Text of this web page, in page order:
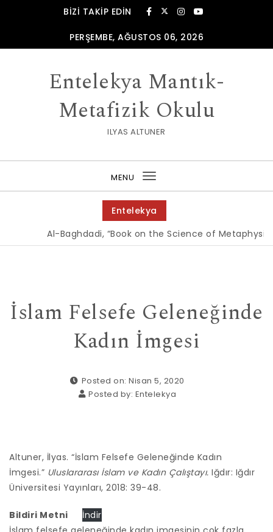
BIZI TAKIP EDIN
PERŞEMBE, AĞUSTOS 06, 2026
Entelekya Mantık-
Metafizik Okulu
ILYAS ALTUNER
MENU
Toggle
navigation
Entelekya
Al-Baghdadi, “Book on the Science of Metaphysics,
İslam Felsefe Geleneğinde
Kadın İmgesi
Posted on: Nisan 5, 2020
Posted by: Entelekya
Altuner, İlyas. “İslam Felsefe Geleneğinde Kadın
İmgesi.” Uluslararası İslam ve Kadın Çalıştayı. Iğdır: Iğdır
Üniversitesi Yayınları, 2018: 39-48.
Bildiri Metni
İndir